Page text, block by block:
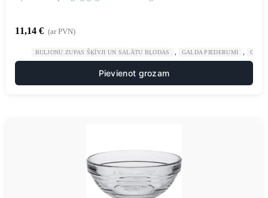
11,14 € (ar PVN)
BULJONU ZUPAS ŠĶĪVJI UN SALĀTU BĻODAS GALDA PIEDERUMI
Pievienot grozam